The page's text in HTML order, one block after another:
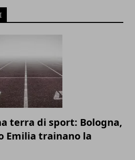
terra di sport: Bologna,
Emilia trainano la